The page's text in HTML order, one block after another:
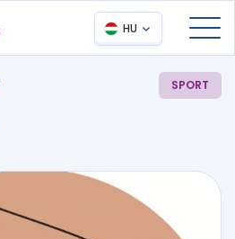
HU
SPORT